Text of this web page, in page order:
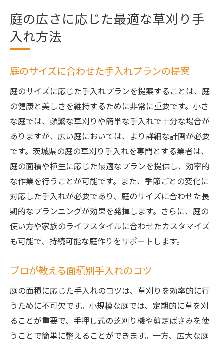
庭の広さに応じた最適な草刈り手
入れ方法
庭のサイズに合わせた手入れプランの提案
庭のサイズに応じた手入れプランを提案することは、庭
の健康と美しさを維持するために非常に重要です。小さ
な庭では、頻繁な草刈りや簡単な手入れで十分な場合が
ありますが、広い庭においては、より詳細な計画が必要
です。茨城県の庭の草刈り手入れを専門とする業者は、
庭の面積や植生に応じた最適なプランを提供し、効率的
な作業を行うことが可能です。また、季節ごとの変化に
対応した手入れが必要であり、庭のサイズに合わせた長
期的なプランニングが効果を発揮します。さらに、庭の
使い方や家族のライフスタイルに合わせたカスタマイズ
も可能で、持続可能な庭作りをサポートします。
プロが教える面積別手入れのコツ
庭の面積に応じた手入れのコツは、草刈りを効率的に行
うために不可欠です。小規模な庭では、定期的に草を刈
ることが重要で、手押し式の芝刈り機や剪定ばさみを使
うことで簡単に整えることができます。一方、広大な庭